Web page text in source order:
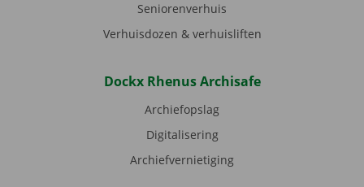
Seniorenverhuis
Verhuisdozen & verhuisliften
Dockx Rhenus Archisafe
Archiefopslag
Digitalisering
Archiefvernietiging